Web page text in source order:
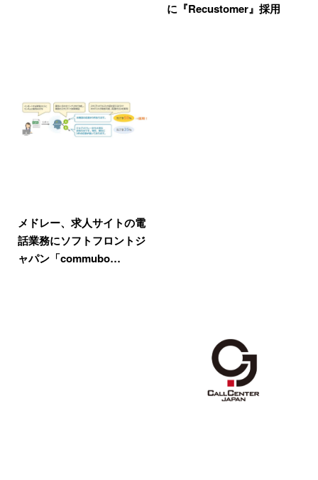
に『Recustomer』採用
メドレー、求人サイトの電
話業務にソフトフロントジ
ャパン「commubo…